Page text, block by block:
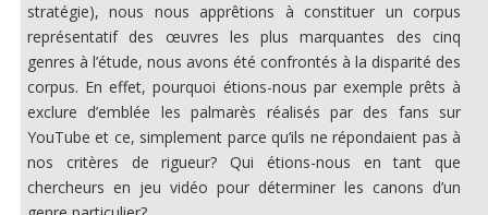
stratégie), nous nous apprêtions à constituer un corpus
représentatif des œuvres les plus marquantes des cinq
genres à l’étude, nous avons été confrontés à la disparité des
corpus. En effet, pourquoi étions-nous par exemple prêts à
exclure d’emblée les palmarès réalisés par des fans sur
YouTube et ce, simplement parce qu’ils ne répondaient pas à
nos critères de rigueur? Qui étions-nous en tant que
chercheurs en jeu vidéo pour déterminer les canons d’un